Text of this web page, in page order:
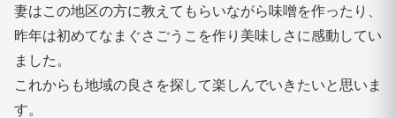
妻はこの地区の方に教えてもらいながら味噌を作ったり、
昨年は初めてなまぐさごうこを作り美味しさに感動してい
ました。
これからも地域の良さを探して楽しんでいきたいと思いま
す。